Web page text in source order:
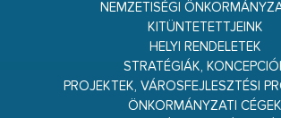
NEMZETISÉGI
KITÜNTETETTJEINK
HELYI RENDELETEK
STRATÉGIÁK,
PROJEKTEK, VÁROSFEJLESZTÉSI
ÖNKORMÁNYZATI CÉGEK